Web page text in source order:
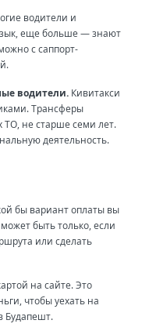
водители и
еще больше — знают
с саппорт-
водители. Кивитакси
Трансферы
не старше семи лет.
деятельность.
бы вариант оплаты вы
быть только, если
или сделать
на сайте. Это
чтобы уехать на
Будапешт.